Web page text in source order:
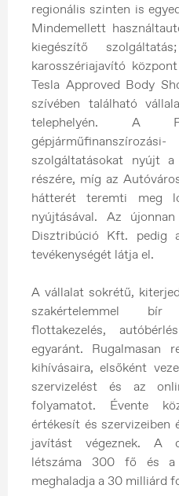
regionális szinten is
Mindemellett
kiegészítő
karosszériajavító
Tesla Approved Body
szívében található
telephelyén. A
szolgáltatásokat nyújt
részére, míg az
hátterét teremti meg
nyújtásával. Az
Disztribúció Kft. pedig
tevékenységét látja el.
A vállalat sokrétű,
szakértelemmel
flottakezelés,
egyaránt. Rugalmasan
kihívásaira, elsőként
szervizelést és az
folyamatot. Évente
értékesít és
javítást végeznek. A
létszáma 300 fő és a
meghaladja a 30 milliárd